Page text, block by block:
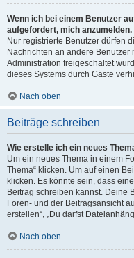
Wenn ich bei einem Benutzer
aufgefordert, mich anzumelden.
Nur registrierte Benutzer dürfen
Nachrichten an andere Benutzer
Administration freigeschaltet
dieses Systems durch Gäste
Nach oben
Beiträge schreiben
Wie erstelle ich ein neues
Um ein neues Thema in einem
Thema“ klicken. Um auf einen
klicken. Es könnte sein, dass
Beitrag schreiben kannst. Deine
Foren- und der Beitragsansicht
erstellen“, „Du darfst
Nach oben